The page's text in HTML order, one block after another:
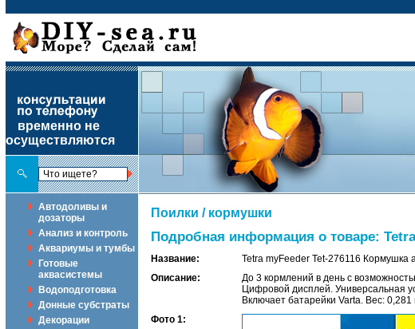
временно не
осуществляются
Автодоливы и
дозаторы
Анализ и контроль
Аквариумы и тумбы
Готовые
аквасистемы
Водоподготовка
Донные субстраты
Декорации
Поилки / кормушки
Подробная информация о товаре:
Название:
Tetra myFeeder Tet-276116 Кормушка
Описание:
До 3 кормлений в день с
Цифровой дисплей. Универсальная
Включает батарейки Varta. Вес: 0,281
Фото 1: